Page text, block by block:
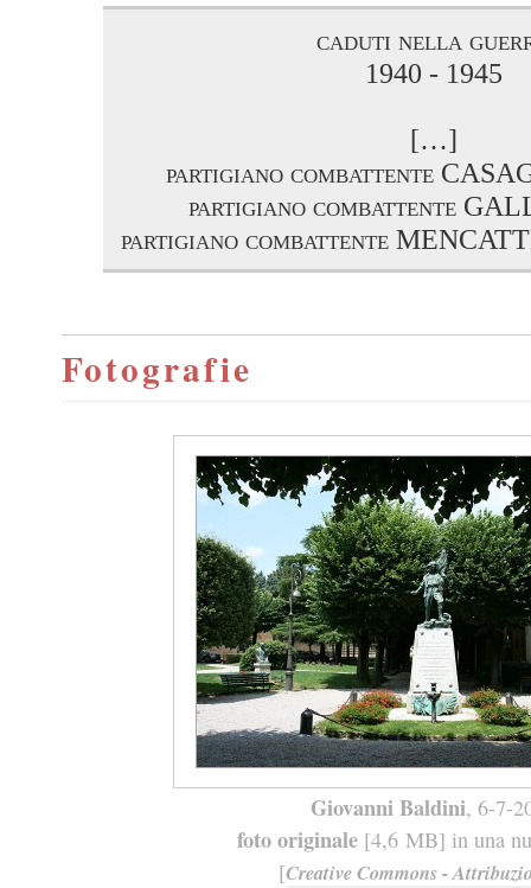
caduti nella
1940 - 1945
[…]
partigiano combattente
partigiano combattente
partigiano combattente
Fotografie
Giovanni Baldini, 6-7-
foto originale[4,6 MB] in una
[Creative Commons -